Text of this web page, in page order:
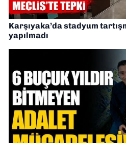
Karşıyaka’da stadyum
yapılmadı